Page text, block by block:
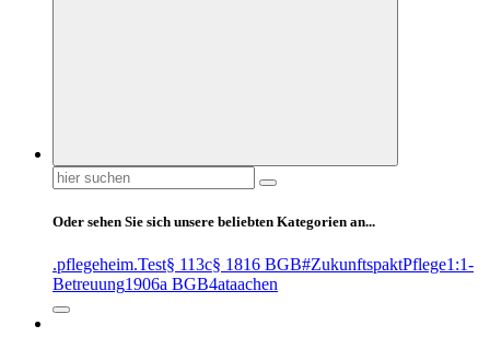
Suchen
nach:
Oder sehen Sie sich unsere beliebten Kategorien an...
.pflegeheim.Test§ 113c§ 1816 BGB#ZukunftspaktPflege1:1-
Betreuung1906a BGB4ataachen